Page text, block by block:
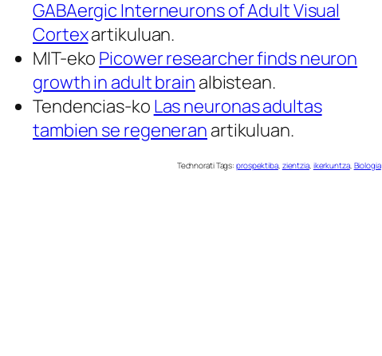
GABAergic Interneurons of Adult Visual
Cortexartikuluan.
MIT-eko Picower researcher finds neuron
growth in adult brain albistean.
Tendencias-ko Las neuronas adultas
tambien se regeneran artikuluan.
Technorati Tags:prospektiba, zientzia, ikerkuntza, Biologia